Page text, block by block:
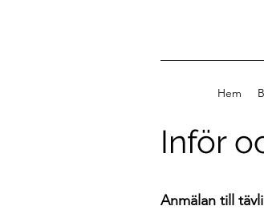
Hem
Inför
Anmälan till